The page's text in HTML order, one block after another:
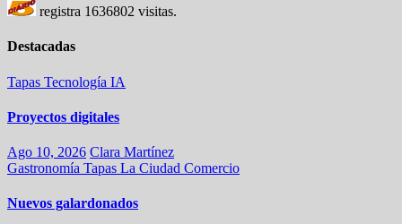
registra 1636802 visitas.
Destacadas
Tapas Tecnología IA
Proyectos digitales
Ago 10, 2026 Clara Martínez
Gastronomía Tapas La Ciudad Comercio
Nuevos galardonados